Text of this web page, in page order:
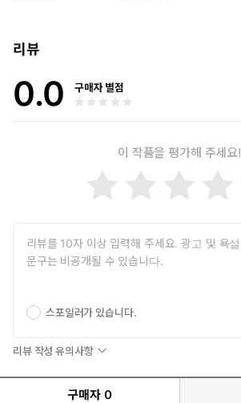
리뷰
0.0 구매자 별점
이 작품을 평가해 주세요!
스포일러가 있습니다.
리뷰 작성 유의사항
구매자 0